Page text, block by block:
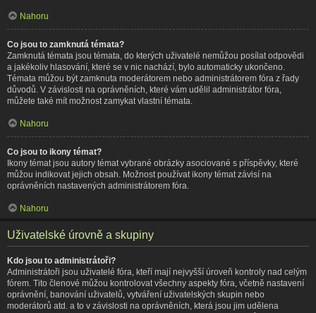
Nahoru
Co jsou to zamknutá témata?
Zamknutá témata jsou témata, do kterých uživatelé nemůžou posílat odpovědi
a jakékoliv hlasování, které se v nic nachází, bylo automaticky ukončeno.
Témata můžou být zamknuta moderátorem nebo administrátorem fóra z řady
důvodů. V závislosti na oprávněních, které vám udělil administrátor fóra,
můžete také mít možnost zamykat vlastní témata.
Nahoru
Co jsou to ikony témat?
Ikony témat jsou autory témat vybrané obrázky asociované s příspěvky, které
můžou indikovat jejich obsah. Možnost používat ikony témat závisí na
oprávněních nastavených administrátorem fóra.
Nahoru
Uživatelské úrovně a skupiny
Kdo jsou to administrátoři?
Administrátoři jsou uživatelé fóra, kteří mají nejvyšší úroveň kontroly nad celým
fórem. Tito členové můžou kontrolovat všechny aspekty fóra, včetně nastavení
oprávnění, banování uživatelů, vytváření uživatelských skupin nebo
moderátorů atd. a to v závislosti na oprávněních, která jsou jim udělena